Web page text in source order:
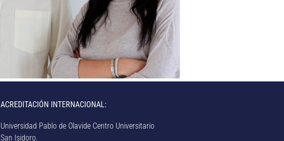
ACREDITACIÓN INTERNACIONAL:
Universidad Pablo de Olavide Centro Universitario
San Isidoro.